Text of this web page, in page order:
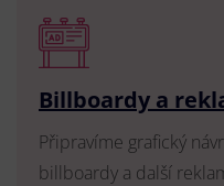
Billboardy a
Připravíme grafický
billboardy a další